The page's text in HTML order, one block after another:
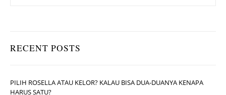
RECENT POSTS
PILIH ROSELLA ATAU KELOR? KALAU BISA DUA-DUANYA KENAPA
HARUS SATU?